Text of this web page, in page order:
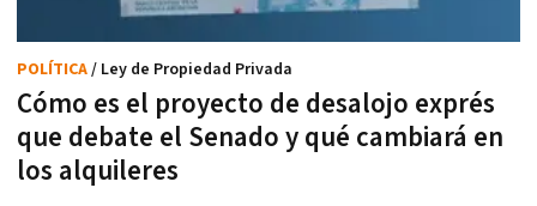
Cómo es el proyecto de desalojo exprés
que debate el Senado y qué cambiará en
los alquileres
POLÍTICA/ Ley de Propiedad Privada